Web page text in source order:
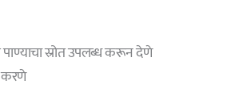
स्रोत उपलब्ध करून देणे
करणे